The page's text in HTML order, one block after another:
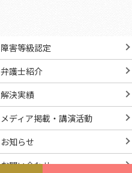
障害等級認定
弁護士紹介
解決実績
メディア掲載・講演活動
お知らせ
お問い合わせ